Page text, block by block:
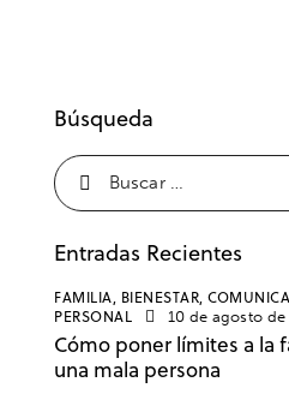
Búsqueda
Entradas Recientes
FAMILIA, BIENESTAR,
PERSONAL
10 de agosto de
Cómo poner límites a la
una mala persona